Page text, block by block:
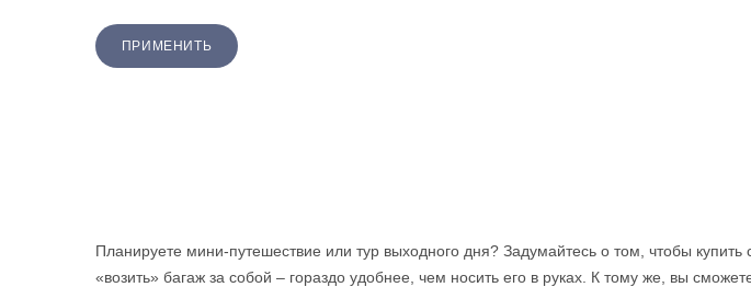
ПРИМЕНИТЬ
Планируете мини-путешествие или тур выходного дня? Задумайтесь о том, чтобы
«возить» багаж за собой – гораздо удобнее, чем носить его в руках. К тому же, вы